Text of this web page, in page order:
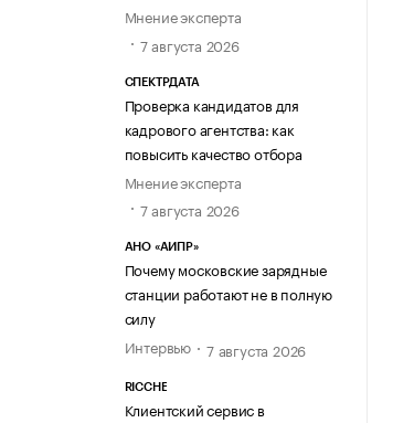
Мнение эксперта
7 августа 2026
СПЕКТРДАТА
Проверка кандидатов для
кадрового агентства: как
повысить качество отбора
Мнение эксперта
7 августа 2026
АНО «АИПР»
Почему московские зарядные
станции работают не в полную
силу
Интервью
7 августа 2026
RICCHE
Клиентский сервис в